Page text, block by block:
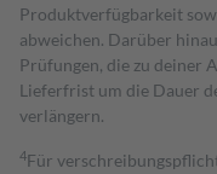
Produktverfügbarkeit
abweichen. Darüber
Prüfungen, die zu deiner
Lieferfrist um die Dauer
verlängern.
4Für